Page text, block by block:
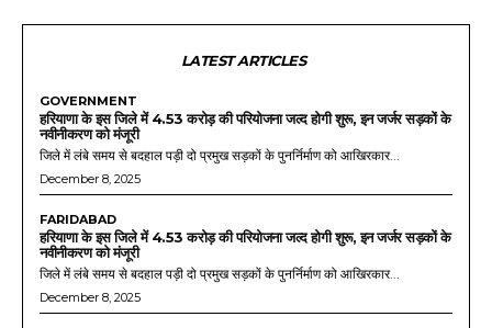
LATEST ARTICLES
GOVERNMENT
हरियाणा के इस जिले में 4.53 करोड़ की परियोजना जल्द होगी शुरू, इन जर्जर सड़कों के
नवीनीकरण को मंजूरी
जिले में लंबे समय से बदहाल पड़ी दो प्रमुख सड़कों के पुनर्निर्माण को आखिरकार...
December 8, 2025
FARIDABAD
हरियाणा के इस जिले में 4.53 करोड़ की परियोजना जल्द होगी शुरू, इन जर्जर सड़कों के
नवीनीकरण को मंजूरी
जिले में लंबे समय से बदहाल पड़ी दो प्रमुख सड़कों के पुनर्निर्माण को आखिरकार...
December 8, 2025